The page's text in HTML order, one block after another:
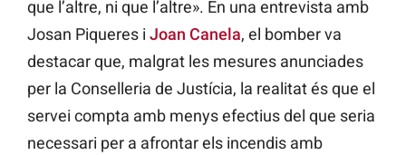
que l’altre, ni que l’altre». En una entrevista amb
Josan Piqueres i Joan Canela, el bomber va
destacar que, malgrat les mesures anunciades
per la Conselleria de Justícia, la realitat és que el
servei compta amb menys efectius del que seria
necessari per a afrontar els incendis amb